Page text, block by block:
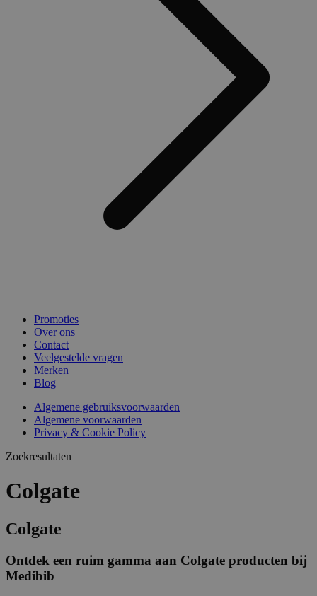
Promoties
Over ons
Contact
Veelgestelde vragen
Merken
Blog
Algemene gebruiksvoorwaarden
Algemene voorwaarden
Privacy & Cookie Policy
Zoekresultaten
Colgate
Colgate
Ontdek een ruim gamma aan Colgate producten bij
Medibib